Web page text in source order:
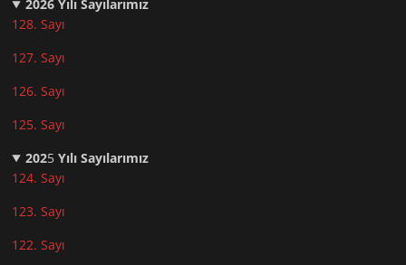
2026 Yılı Sayılarımız
128. Sayı
127. Sayı
126. Sayı
125. Sayı
2025Yılı Sayılarımız
124. Sayı
123. Sayı
122. Sayı